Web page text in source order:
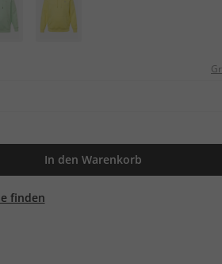
In den Warenkorb
finden